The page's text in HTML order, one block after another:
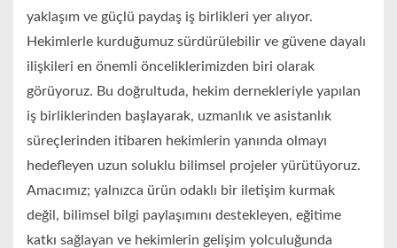
yaklaşım ve güçlü paydaş iş birlikleri yer alıyor.
Hekimlerle kurduğumuz sürdürülebilir ve güvene dayalı
ilişkileri en önemli önceliklerimizden biri olarak
görüyoruz. Bu doğrultuda, hekim dernekleriyle yapılan
iş birliklerinden başlayarak, uzmanlık ve asistanlık
süreçlerinden itibaren hekimlerin yanında olmayı
hedefleyen uzun soluklu bilimsel projeler yürütüyoruz.
Amacımız; yalnızca ürün odaklı bir iletişim kurmak
değil, bilimsel bilgi paylaşımını destekleyen, eğitime
katkı sağlayan ve hekimlerin gelişim yolculuğunda